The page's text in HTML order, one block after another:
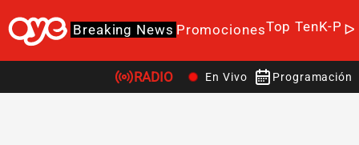
Breaking News PromocionesTop TenK-Pop
RADIO En Vivo Programación